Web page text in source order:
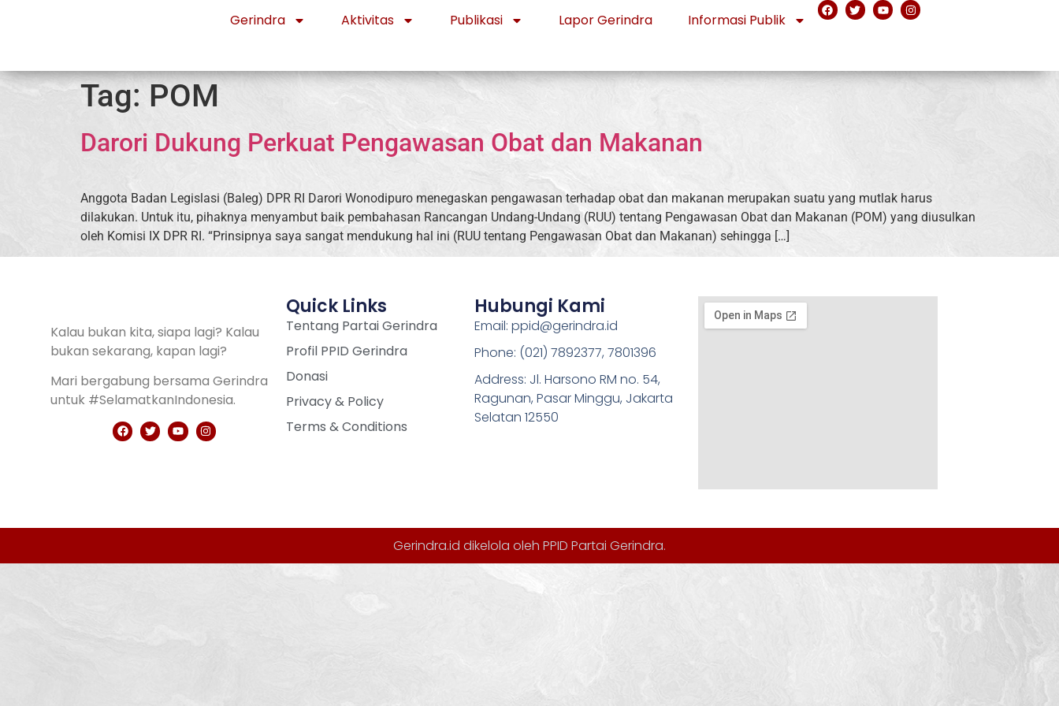
Gerindra Aktivitas Publikasi Lapor Gerindra Informasi Publik
Tag: POM
Darori Dukung Perkuat Pengawasan Obat dan Makanan
Anggota Badan Legislasi (Baleg) DPR RI Darori Wonodipuro menegaskan pengawasan terhadap obat dan makanan merupakan suatu yang mutlak harus
dilakukan. Untuk itu, pihaknya menyambut baik pembahasan Rancangan Undang-Undang (RUU) tentang Pengawasan Obat dan Makanan (POM) yang diusulkan
oleh Komisi IX DPR RI. “Prinsipnya saya sangat mendukung hal ini (RUU tentang Pengawasan Obat dan Makanan) sehingga […]
Kalau bukan kita, siapa lagi? Kalau
bukan sekarang, kapan lagi?
Mari bergabung bersama Gerindra
untuk #SelamatkanIndonesia.
Quick Links
Tentang Partai Gerindra
Profil PPID Gerindra
Donasi
Privacy & Policy
Terms & Conditions
Hubungi Kami
Email: ppid@gerindra.id
Phone: (021) 7892377, 7801396
Address: Jl. Harsono RM no. 54,
Ragunan, Pasar Minggu, Jakarta
Selatan 12550
Gerindra.id dikelola oleh PPID Partai Gerindra.